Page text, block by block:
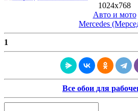
1024х768
Авто и мото
Mercedes
1
Все обои для